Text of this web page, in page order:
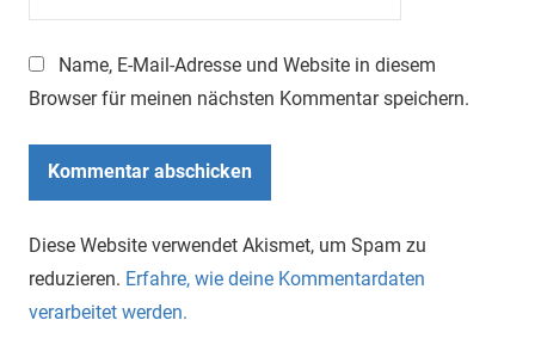
Name, E-Mail-Adresse und Website in diesem
Browser für meinen nächsten Kommentar speichern.
Diese Website verwendet Akismet, um Spam zu
reduzieren. Erfahre, wie deine Kommentardaten
verarbeitet werden.